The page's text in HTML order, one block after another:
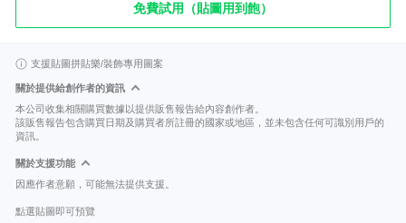
免費試用（貼圖用到飽）
支援貼圖拼貼樂/裝飾專用圖案
關於提供給創作者的資訊
本公司收集相關購買數據以提供販售報告給內容創作者。
該販售報告包含購買日期及購買者所註冊的國家或地區，並未包含任何可識別用戶的
資訊。
關於支援功能
因應作者意願，可能無法提供支援。
點選貼圖即可預覽